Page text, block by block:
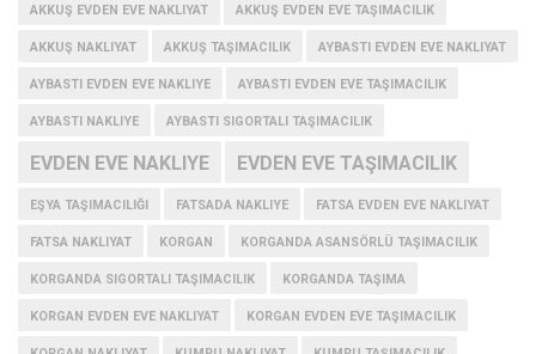
AKKUŞ EVDEN EVE NAKLIYAT AKKUŞ EVDEN EVE TAŞIMACILIK
AKKUŞ NAKLIYAT AKKUŞ TAŞIMACILIK AYBASTI EVDEN EVE NAKLIYAT
AYBASTI EVDEN EVE NAKLIYE AYBASTI EVDEN EVE TAŞIMACILIK
AYBASTI NAKLIYE AYBASTI SIGORTALI TAŞIMACILIK
EVDEN EVE NAKLIYE EVDEN EVE TAŞIMACILIK
EŞYA TAŞIMACILIĞI FATSADA NAKLIYE FATSA EVDEN EVE NAKLIYAT
FATSA NAKLIYAT KORGAN KORGANDA ASANSÖRLÜ TAŞIMACILIK
KORGANDA SIGORTALI TAŞIMACILIK KORGANDA TAŞIMA
KORGAN EVDEN EVE NAKLIYAT KORGAN EVDEN EVE TAŞIMACILIK